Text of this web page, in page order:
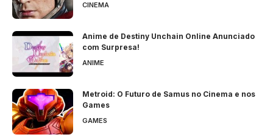
CINEMA
Anime de Destiny Unchain Online Anunciado
com Surpresa!
ANIME
Metroid: O Futuro de Samus no Cinema e nos
Games
GAMES